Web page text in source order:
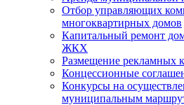
Отбор управляющих
многоквартирных домов
Капитальный ремонт
ЖКХ
Размещение рекламных
Концессионные
Конкурсы на
муниципальным